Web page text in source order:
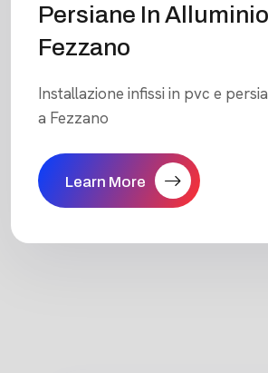
Persiane In
Fezzano
Installazione infissi in pvc e
a Fezzano
Learn More